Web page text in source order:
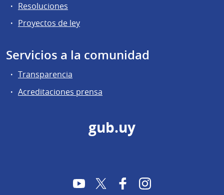
Resoluciones
Proyectos de ley
Servicios a la comunidad
Transparencia
Acreditaciones prensa
gub.uy
YouTubeTwitter FacebookInstagram